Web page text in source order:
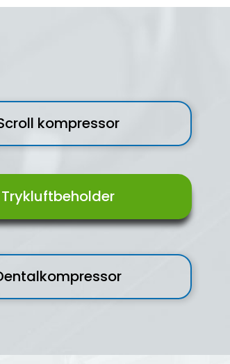
kompressor
Trykluftbeholder